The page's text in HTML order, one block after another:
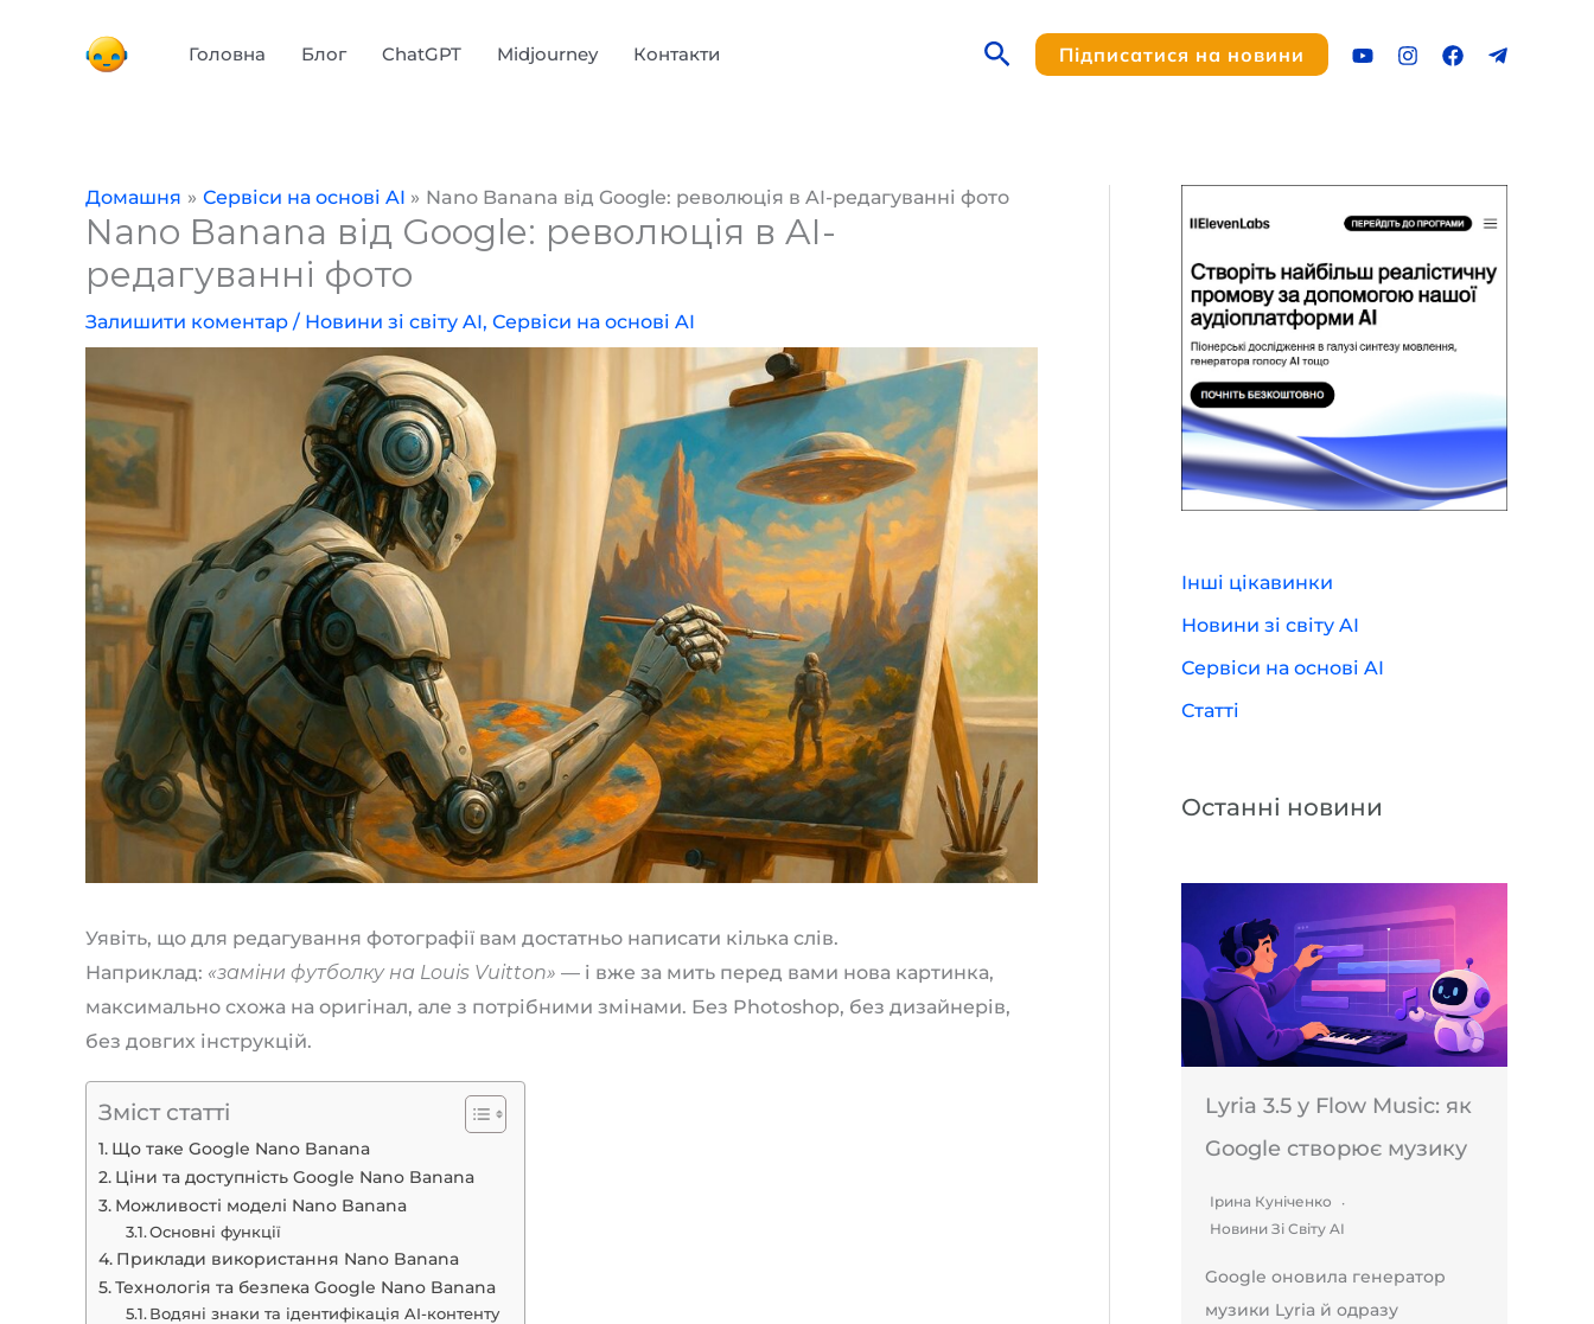
Головна Блог ChatGPT Midjourney Контакти ПошукПідписатися на новини
Домашня Сервіси на основі AI Nano Banana від Google: революція в AI-редагуванні фото
Nano Banana від Google: революція в AI-
редагуванні фото
Залишити коментар / Новини зі світу AI, Сервіси на основі AI
Уявіть, що для редагування фотографії вам достатньо написати кілька слів.
Наприклад: «заміни футболку на Louis Vuitton» — і вже за мить перед вами нова картинка,
максимально схожа на оригінал, але з потрібними змінами. Без Photoshop, без дизайнерів,
без довгих інструкцій.
Зміст статті
Що таке Google Nano Banana
Ціни та доступність Google Nano Banana
Можливості моделі Nano Banana
Основні функції
Приклади використання Nano Banana
Технологія та безпека Google Nano Banana
Водяні знаки та ідентифікація AI-контенту
Інші цікавинки
Новини зі світу AI
Сервіси на основі AI
Статті
Останні новини
Lyria 3.5 у Flow Music: як
Google створює музику
Ірина Куніченко
Новини Зі Світу AI
Google оновила генератор
музики Lyria й одразу